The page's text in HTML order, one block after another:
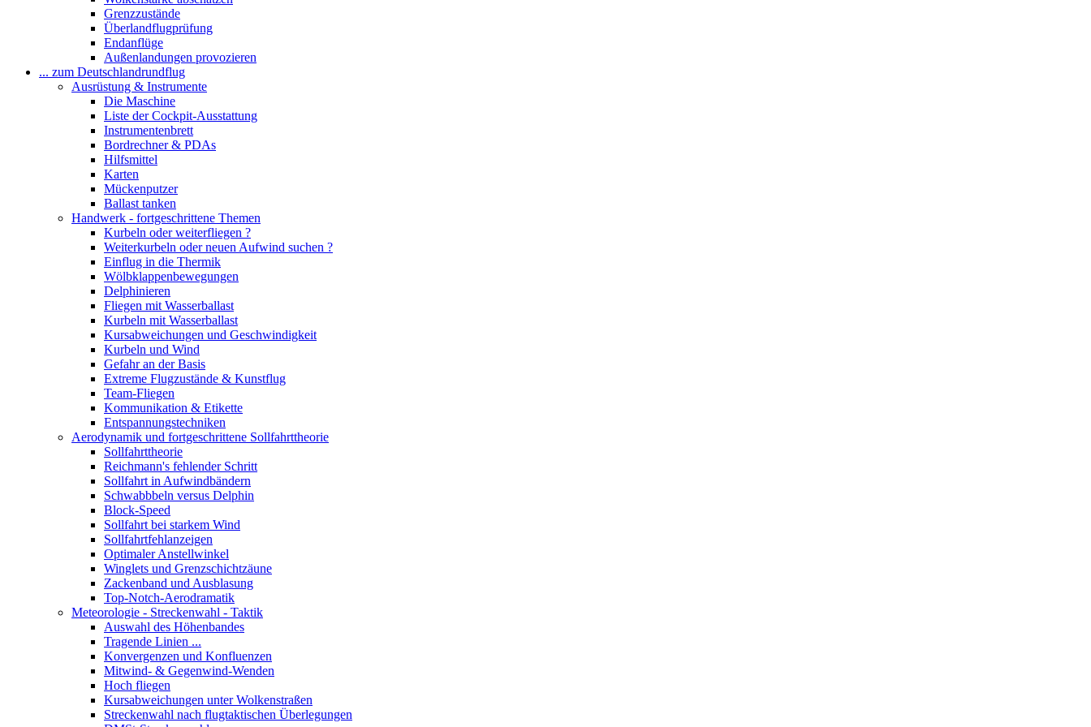
Grenzzustände
Überlandflugprüfung
Endanflüge
Außenlandungen provozieren
... zum Deutschlandrundflug
Ausrüstung & Instrumente
Die Maschine
Liste der Cockpit-Ausstattung
Instrumentenbrett
Bordrechner & PDAs
Hilfsmittel
Karten
Mückenputzer
Ballast tanken
Handwerk - fortgeschrittene Themen
Kurbeln oder weiterfliegen ?
Weiterkurbeln oder neuen Aufwind suchen ?
Einflug in die Thermik
Wölbklappenbewegungen
Delphinieren
Fliegen mit Wasserballast
Kurbeln mit Wasserballast
Kursabweichungen und Geschwindigkeit
Kurbeln und Wind
Gefahr an der Basis
Extreme Flugzustände & Kunstflug
Team-Fliegen
Kommunikation & Etikette
Entspannungstechniken
Aerodynamik und fortgeschrittene Sollfahrttheorie
Sollfahrttheorie
Reichmann's fehlender Schritt
Sollfahrt in Aufwindbändern
Schwabbbeln versus Delphin
Block-Speed
Sollfahrt bei starkem Wind
Sollfahrtfehlanzeigen
Optimaler Anstellwinkel
Winglets und Grenzschichtzäune
Zackenband und Ausblasung
Top-Notch-Aerodramatik
Meteorologie - Streckenwahl - Taktik
Auswahl des Höhenbandes
Tragende Linien ...
Konvergenzen und Konfluenzen
Mitwind- & Gegenwind-Wenden
Hoch fliegen
Kursabweichungen unter Wolkenstraßen
Streckenwahl nach flugtaktischen Überlegungen